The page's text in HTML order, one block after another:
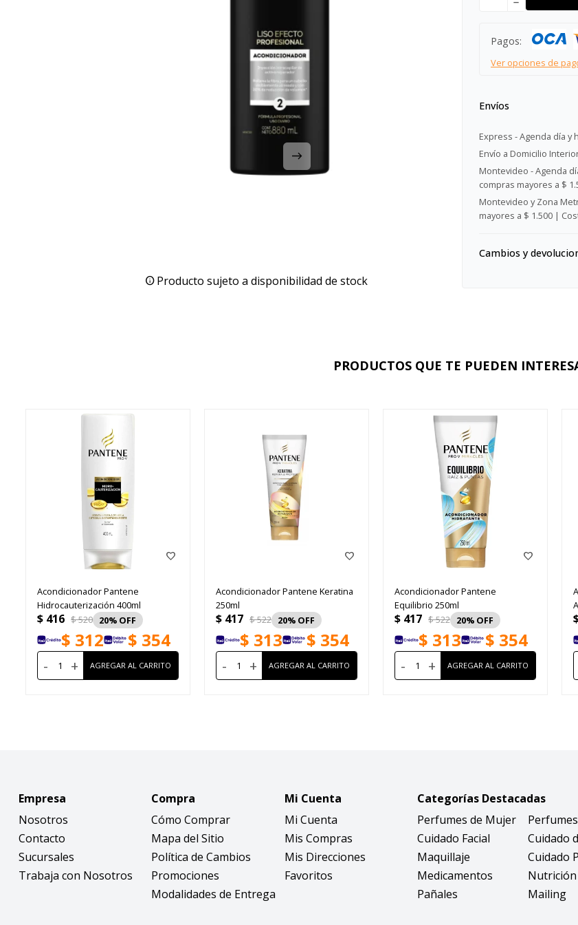
Producto sujeto a disponibilidad de stock
Pagos:
Ver opciones de
Envíos
Express - Agenda día y
Envío a Domicilio
Montevideo - Agenda
compras mayores a $
Montevideo y Zona
mayores a $ 1.500 |
Cambios y
PRODUCTOS QUE TE PUEDEN
Acondicionador Pantene
Hidrocauterización 400ml
$ 416 $520 20
$ 312 $ 354
- +
Acondicionador Pantene Keratina
250ml
$ 417 $522 20
$ 313 $ 354
- +
Acondicionador Pantene
Equilibrio 250ml
$ 417 $522 20
$ 313 $ 354
- +
Empresa
Nosotros
Contacto
Sucursales
Trabaja con Nosotros
Compra
Cómo Comprar
Mapa del Sitio
Política de Cambios
Promociones
Modalidades de Entrega
Mi Cuenta
Mi Cuenta
Mis Compras
Mis Direcciones
Favoritos
Categorías Destacadas
Perfumes de Mujer
Cuidado Facial
Cuidado
Maquillaje
Cuidado
Medicamentos
Nutrición
Pañales
Mailing